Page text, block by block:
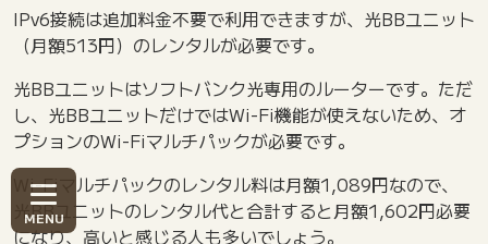
IPv6接続は追加料金不要で利用できますが、光BBユニット
（月額513円）のレンタルが必要です。
光BBユニットはソフトバンク光専用のルーターです。ただ
し、光BBユニットだけではWi-Fi機能が使えないため、オ
プションのWi-Fiマルチパックが必要です。
Wi-Fiマルチパックのレンタル料は月額1,089円なので、
光BBユニットのレンタル代と合計すると月額1,602円必要
になり、高いと感じる人も多いでしょう。